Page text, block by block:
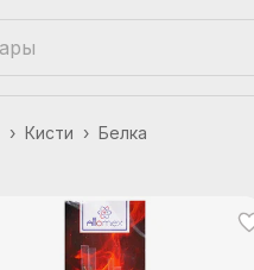
Белка
Кисти ›
›